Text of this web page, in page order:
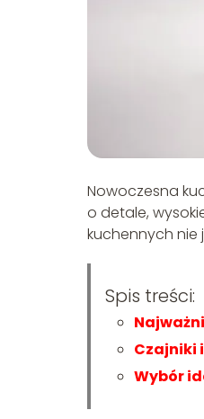
Nowoczesna
o detale,
kuchennych nie
Spis treści:
Czajniki
Wybór